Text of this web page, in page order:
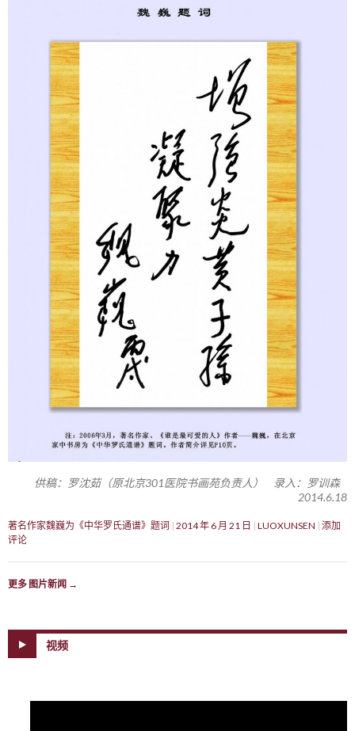
供稿：罗沈茹（原北京301医院书画苑负责人） 录入：罗训森
2014.6.18
著名作家魏巍为《中华罗氏通谱》题词 2014 年 6 月 21 日 LUOXUNSEN 添加
评论
更多 图片新闻 →
视频